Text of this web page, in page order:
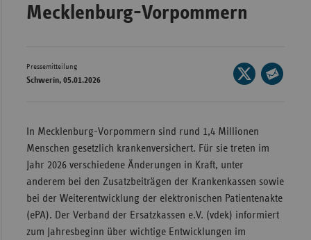
Mecklenburg-Vorpommern
Pressemitteilung
Schwerin, 05.01.2026
Seite
auf
In Mecklenburg-Vorpommern sind rund 1,4 Millionen
Menschen gesetzlich krankenversichert. Für sie treten im
Jahr 2026 verschiedene Änderungen in Kraft, unter
anderem bei den Zusatzbeiträgen der Krankenkassen sowie
bei der Weiterentwicklung der elektronischen Patientenakte
(ePA). Der Verband der Ersatzkassen e.V. (vdek) informiert
zum Jahresbeginn über wichtige Entwicklungen im